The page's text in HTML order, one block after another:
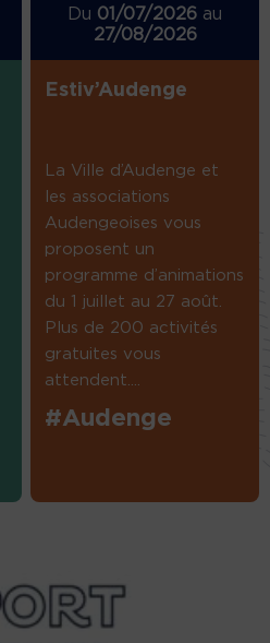
Du 01/07/2026 au
27/08/2026
Estiv’Audenge
La Ville d’Audenge et
les associations
Audengeoises vous
proposent un
programme d’animations
du 1 juillet au 27 août.
Plus de 200 activités
gratuites vous
attendent....
#Audenge